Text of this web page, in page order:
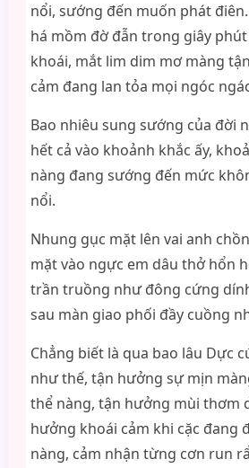
nổi, sướng đến muốn phát
há mồm đờ đẫn trong giây
khoái, mắt lim dim mơ màng
cảm đang lan tỏa mọi ngóc
Bao nhiêu sung sướng của đời
hết cả vào khoảnh khắc ấy,
nàng đang sướng đến mức
nổi.
Nhung gục mặt lên vai anh
mặt vào ngực em dâu thở hổn
trần truồng như đông cứng
sau màn giao phối đầy cuồng
Chẳng biết là qua bao lâu Dực
như thế, tận hưởng sự mịn
thể nàng, tận hưởng mùi thơm
hưởng khoái cảm khi cặc đang
nàng, cảm nhận từng cơn run